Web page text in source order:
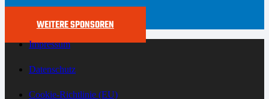
WEITERE SPONSOREN
Impressum
Datenschutz
Cookie-Richtlinie (EU)